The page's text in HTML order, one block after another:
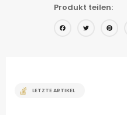
Produkt teilen:
LETZTE ARTIKEL